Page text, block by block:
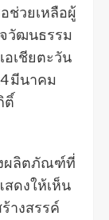
ช่วยเหลือผู้
วัฒนธรรม
อเชียตะวัน
มีนาคม
ติ์
ผลิตภัณฑ์ที่
ดงให้เห็น
างสรรค์